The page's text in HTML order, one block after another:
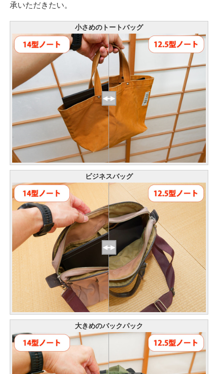
承いただきたい。
小さめのトートバッグ
ビジネスバッグ
大きめのバックパック